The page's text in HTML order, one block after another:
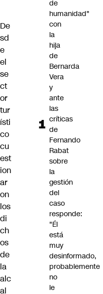
De
sd
e
el
se
ct
or
tur
ísti
co
cu
est
ion
ar
on
los
di
ch
os
de
la
alc
al
de
humanidad"
con
la
hija
de
Bernarda
Vera
y
ante
las
críticas
de
Fernando
Rabat
sobre
la
gestión
del
caso
responde:
"Él
está
muy
desinformado,
probablemente
no
le